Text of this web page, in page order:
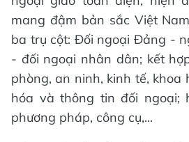
mang đậm bản sắc Việt
ba trụ cột: Đối ngoại Đảng -
- đối ngoại nhân dân; kết
phòng, an ninh, kinh tế, khoa
hóa và thông tin đối ngoại;
phương pháp, công cụ,...